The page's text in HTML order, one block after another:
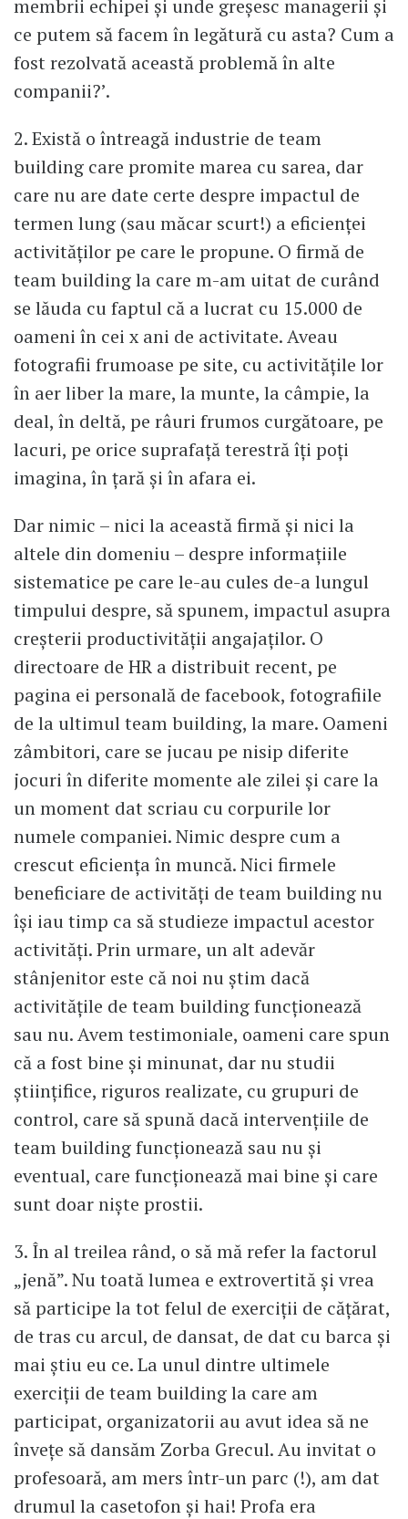
membrii echipei şi unde greşesc managerii şi
ce putem să facem în legătură cu asta? Cum a
fost rezolvată această problemă în alte
companii?’.
2. Există o întreagă industrie de team
building care promite marea cu sarea, dar
care nu are date certe despre impactul de
termen lung (sau măcar scurt!) a eficienţei
activităţilor pe care le propune. O firmă de
team building la care m-am uitat de curând
se lăuda cu faptul că a lucrat cu 15.000 de
oameni în cei x ani de activitate. Aveau
fotografii frumoase pe site, cu activităţile lor
în aer liber la mare, la munte, la câmpie, la
deal, în deltă, pe râuri frumos curgătoare, pe
lacuri, pe orice suprafaţă terestră îţi poţi
imagina, în ţară şi în afara ei.
Dar nimic – nici la această firmă şi nici la
altele din domeniu – despre informaţiile
sistematice pe care le-au cules de-a lungul
timpului despre, să spunem, impactul asupra
creşterii productivităţii angajaţilor. O
directoare de HR a distribuit recent, pe
pagina ei personală de facebook, fotografiile
de la ultimul team building, la mare. Oameni
zâmbitori, care se jucau pe nisip diferite
jocuri în diferite momente ale zilei şi care la
un moment dat scriau cu corpurile lor
numele companiei. Nimic despre cum a
crescut eficienţa în muncă. Nici firmele
beneficiare de activităţi de team building nu
îşi iau timp ca să studieze impactul acestor
activităţi. Prin urmare, un alt adevăr
stânjenitor este că noi nu ştim dacă
activităţile de team building funcţionează
sau nu. Avem testimoniale, oameni care spun
că a fost bine şi minunat, dar nu studii
ştiinţifice, riguros realizate, cu grupuri de
control, care să spună dacă intervenţiile de
team building funcţionează sau nu şi
eventual, care funcţionează mai bine şi care
sunt doar nişte prostii.
3. În al treilea rând, o să mă refer la factorul
„jenă”. Nu toată lumea e extrovertită şi vrea
să participe la tot felul de exerciţii de căţărat,
de tras cu arcul, de dansat, de dat cu barca şi
mai ştiu eu ce. La unul dintre ultimele
exerciţii de team building la care am
participat, organizatorii au avut idea să ne
înveţe să dansăm Zorba Grecul. Au invitat o
profesoară, am mers într-un parc (!), am dat
drumul la casetofon şi hai! Profa era